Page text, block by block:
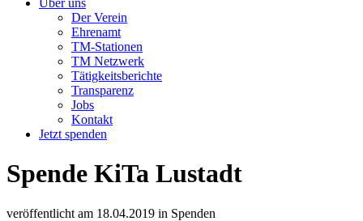
Über uns
Der Verein
Ehrenamt
TM-Stationen
TM Netzwerk
Tätigkeitsberichte
Transparenz
Jobs
Kontakt
Jetzt spenden
Spende KiTa Lustadt
veröffentlicht am 18.04.2019 in Spenden